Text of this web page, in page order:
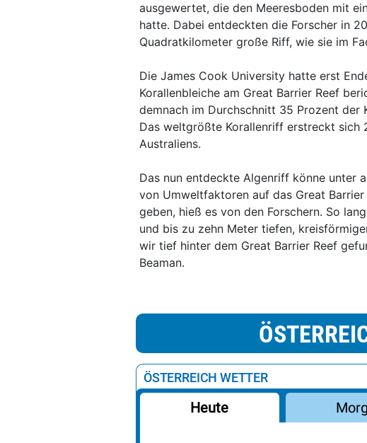
ausgewertet, die den Meeresboden mit
hatte. Dabei entdeckten die Forscher in
Quadratkilometer große Riff, wie sie im
Die James Cook University hatte erst
Korallenbleiche am Great Barrier Reef
demnach im Durchschnitt 35 Prozent der
Das weltgrößte Korallenriff erstreckt sich
Australiens.
Das nun entdeckte Algenriff könne unter
von Umweltfaktoren auf das Great
geben, hieß es von den Forschern. So
und bis zu zehn Meter tiefen,
wir tief hinter dem Great Barrier Reef
Beaman.
ÖSTERREICH WETTER
Heute